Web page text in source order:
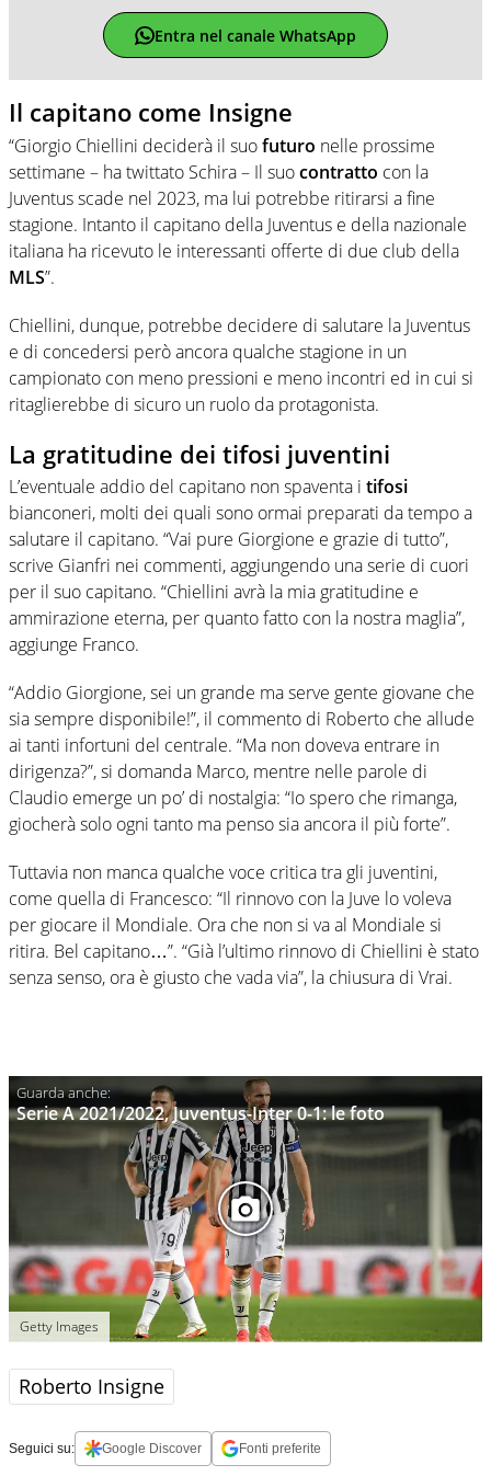
Entra nel canale WhatsApp
Il capitano come Insigne
“Giorgio Chiellini deciderà il suofuturo nelle prossime
settimane – ha twittato Schira – Il suocontratto con la
Juventus scade nel 2023, ma lui potrebbe ritirarsi a fine
stagione. Intanto il capitano della Juventus e della nazionale
italiana ha ricevuto le interessanti offerte di due club della
MLS”.
Chiellini, dunque, potrebbe decidere di salutare la Juventus
e di concedersi però ancora qualche stagione in un
campionato con meno pressioni e meno incontri ed in cui si
ritaglierebbe di sicuro un ruolo da protagonista.
La gratitudine dei tifosi juventini
L’eventuale addio del capitano non spaventa i tifosi
bianconeri, molti dei quali sono ormai preparati da tempo a
salutare il capitano. “Vai pure Giorgione e grazie di tutto”,
scrive Gianfri nei commenti, aggiungendo una serie di cuori
per il suo capitano. “Chiellini avrà la mia gratitudine e
ammirazione eterna, per quanto fatto con la nostra maglia”,
aggiunge Franco.
“Addio Giorgione, sei un grande ma serve gente giovane che
sia sempre disponibile!”, il commento di Roberto che allude
ai tanti infortuni del centrale. “Ma non doveva entrare in
dirigenza?”, si domanda Marco, mentre nelle parole di
Claudio emerge un po’ di nostalgia: “Io spero che rimanga,
giocherà solo ogni tanto ma penso sia ancora il più forte”.
Tuttavia non manca qualche voce critica tra gli juventini,
come quella di Francesco: “Il rinnovo con la Juve lo voleva
per giocare il Mondiale. Ora che non si va al Mondiale si
ritira. Bel capitano…”. “Già l’ultimo rinnovo di Chiellini è stato
senza senso, ora è giusto che vada via”, la chiusura di Vrai.
Serie A 2021/2022, Juventus-Inter 0-1: le foto
Getty Images
Roberto Insigne
Seguici su: Google Discover Fonti preferite